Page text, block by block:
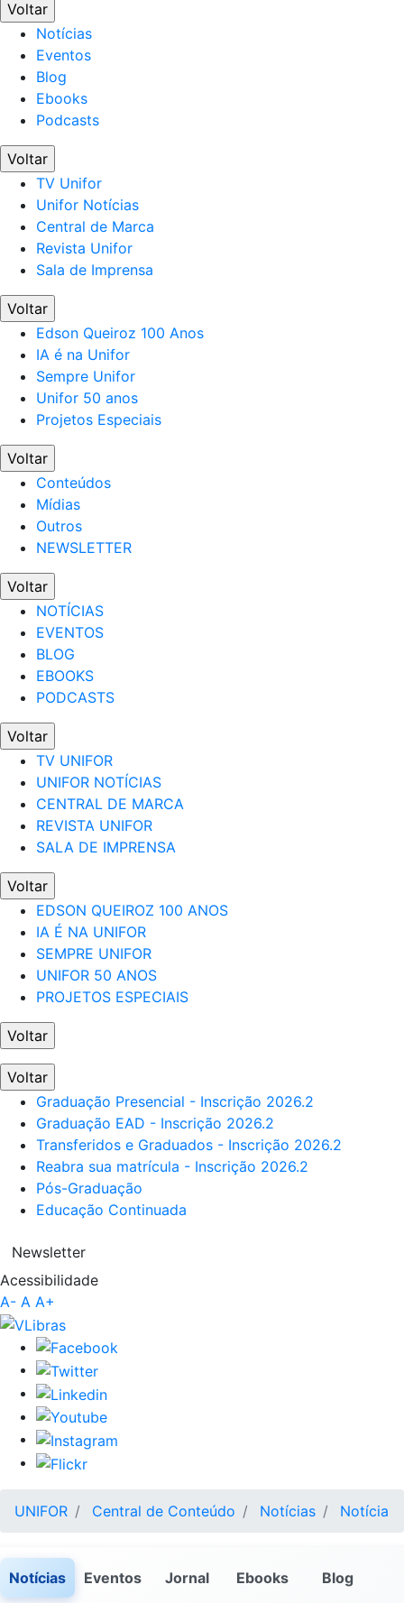
Voltar
Notícias
Eventos
Blog
Ebooks
Podcasts
Voltar
TV Unifor
Unifor Notícias
Central de Marca
Revista Unifor
Sala de Imprensa
Voltar
Edson Queiroz 100 Anos
IA é na Unifor
Sempre Unifor
Unifor 50 anos
Projetos Especiais
Voltar
Conteúdos
Mídias
Outros
NEWSLETTER
Voltar
NOTÍCIAS
EVENTOS
BLOG
EBOOKS
PODCASTS
Voltar
TV UNIFOR
UNIFOR NOTÍCIAS
CENTRAL DE MARCA
REVISTA UNIFOR
SALA DE IMPRENSA
Voltar
EDSON QUEIROZ 100 ANOS
IA É NA UNIFOR
SEMPRE UNIFOR
UNIFOR 50 ANOS
PROJETOS ESPECIAIS
Voltar
Voltar
Graduação Presencial - Inscrição 2026.2
Graduação EAD - Inscrição 2026.2
Transferidos e Graduados - Inscrição 2026.2
Reabra sua matrícula - Inscrição 2026.2
Pós-Graduação
Educação Continuada
Newsletter
Acessibilidade
A- A A+
UNIFOR Central de Conteúdo Notícias Notícia
Notícias Eventos Jornal Ebooks Blog